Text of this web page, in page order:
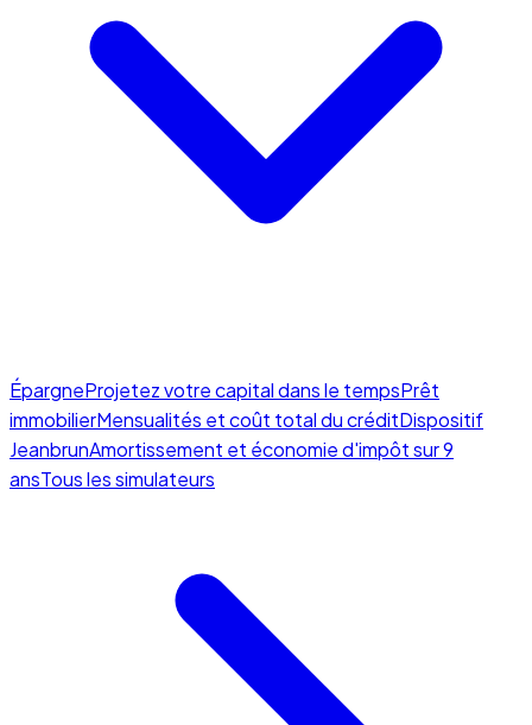
ÉpargneProjetez votre capital dans le tempsPrêt
immobilierMensualités et coût total du créditDispositif
JeanbrunAmortissement et économie d'impôt sur 9
ansTous les simulateurs